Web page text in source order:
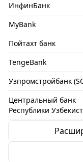
ИнфинБанк
MyBank
Пойтахт банк
TengeBank
Узпромстройбанк
Центральный банк
Республики